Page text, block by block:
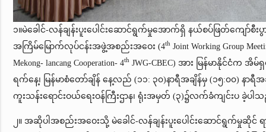
၁။မဲခေါင်-လန်ချန်းပူးပေါင်းဆောင်ရွက်မှုအောက်ရှိ နယ်စပ်ဖြတ်ကျော်စီး
အကြိမ်မြောက်လုပ်ငန်းအဖွဲ့အစည်းအဝေး (4th Joint Working Group
Mekong- lancang Cooperation- 4th JWG-CBEC) အား မြန်မာနိုင်ငံက
ရက်နေ့၊ မြန်မာစံတော်ချိန် နေ့လည် (၁၁: ၃၀)နာရီအချိန်မှ (၁၅:၀၀) နာရီအ
ကူးသန်းရောင်းဝယ်ရေးဝန်ကြီးဌာန၊ ရုံးအမှတ် (၃)၌လက်ခံကျင်းပ ခဲ့ပါ
၂။ အဆိုပါအစည်းအဝေးသို့ မဲခေါင်-လန်ချန်းပူးပေါင်းဆောင်ရွက်မှုဆိုင်